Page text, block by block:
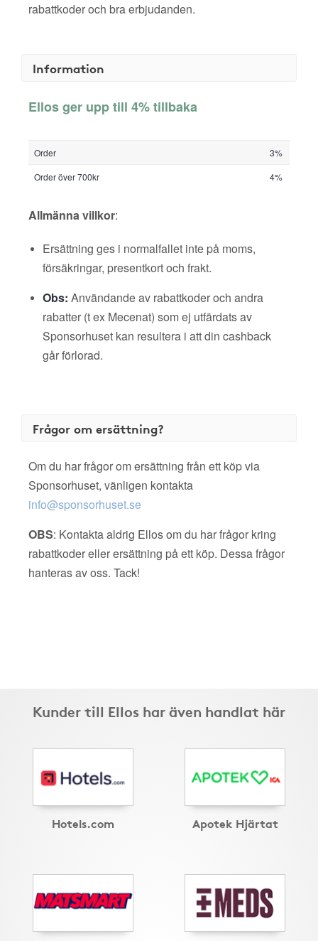
rabattkoder och bra erbjudanden.
Information
Ellos ger upp till 4% tillbaka
Order
3%
Order över 700kr
4%
Allmänna villkor:
Ersättning ges i normalfallet inte på moms,
försäkringar, presentkort och frakt.
Obs: Användande av rabattkoder och andra
rabatter (t ex Mecenat) som ej utfärdats av
Sponsorhuset kan resultera i att din cashback
går förlorad.
Frågor om ersättning?
Om du har frågor om ersättning från ett köp via
Sponsorhuset, vänligen kontakta
info@sponsorhuset.se
OBS: Kontakta aldrig Ellos om du har frågor kring
rabattkoder eller ersättning på ett köp. Dessa frågor
hanteras av oss. Tack!
Kunder till Ellos har även handlat här
Hotels.com Apotek Hjärtat